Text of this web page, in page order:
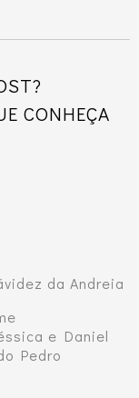
CONHEÇA
da Andreia
e Daniel
Pedro